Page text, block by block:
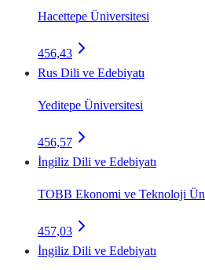
Hacettepe Üniversitesi
456,43
Rus Dili ve Edebiyatı
Yeditepe Üniversitesi
456,57
İngiliz Dili ve Edebiyatı
TOBB Ekonomi ve Teknoloji
457,03
İngiliz Dili ve Edebiyatı